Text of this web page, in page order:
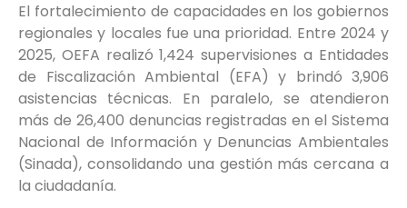
El fortalecimiento de capacidades en los gobiernos
regionales y locales fue una prioridad. Entre 2024 y
2025, OEFA realizó 1,424 supervisiones a Entidades
de Fiscalización Ambiental (EFA) y brindó 3,906
asistencias técnicas. En paralelo, se atendieron
más de 26,400 denuncias registradas en el Sistema
Nacional de Información y Denuncias Ambientales
(Sinada), consolidando una gestión más cercana a
la ciudadanía.